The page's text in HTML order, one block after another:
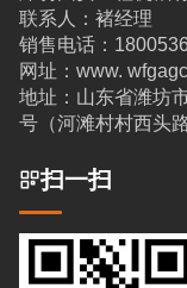
联系人：褚经理
销售电话：
网址：www.
地址：山东省潍坊
号（河滩村村西头
扫一扫